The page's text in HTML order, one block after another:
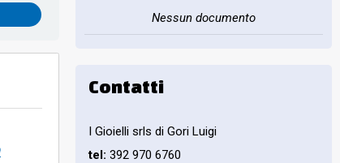
Nessun documento
Contatti
I Gioielli srls di Gori Luigi
tel: 392 970 6760